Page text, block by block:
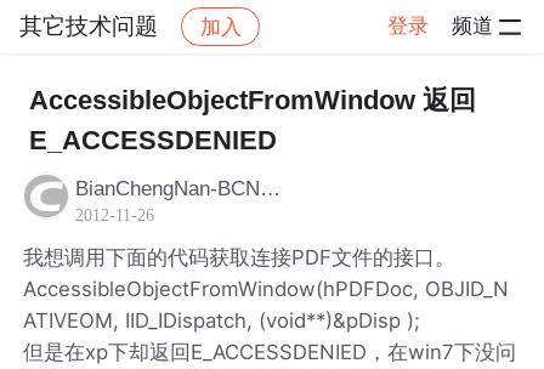
其它技术问题 加入 登录 频道
社区 其它技术问题 帖子详情
AccessibleObjectFromWindow 返回
E_ACCESSDENIED
BianChengNan-BCN-BCN
2012-11-26
我想调用下面的代码获取连接PDF文件的接口。
AccessibleObjectFromWindow(hPDFDoc, OBJID_N
ATIVEOM, IID_IDispatch, (void**)&pDisp );
但是在xp下却返回E_ACCESSDENIED，在win7下没问